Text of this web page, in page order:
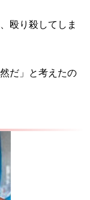
殴り殺してしま
だ」と考えたの